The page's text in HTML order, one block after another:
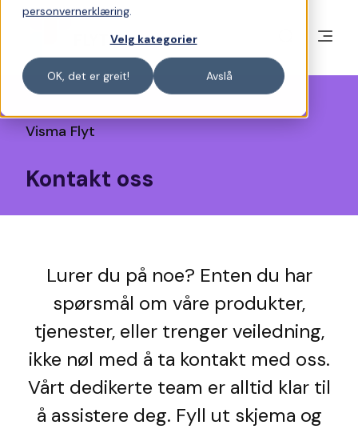
personvernerklæring.
Velg kategorier
OK, det er greit! Avslå
Visma Flyt
Kontakt oss
Lurer du på noe? Enten du har
spørsmål om våre produkter,
tjenester, eller trenger veiledning,
ikke nøl med å ta kontakt med oss.
Vårt dedikerte team er alltid klar til
å assistere deg. Fyll ut skjema og